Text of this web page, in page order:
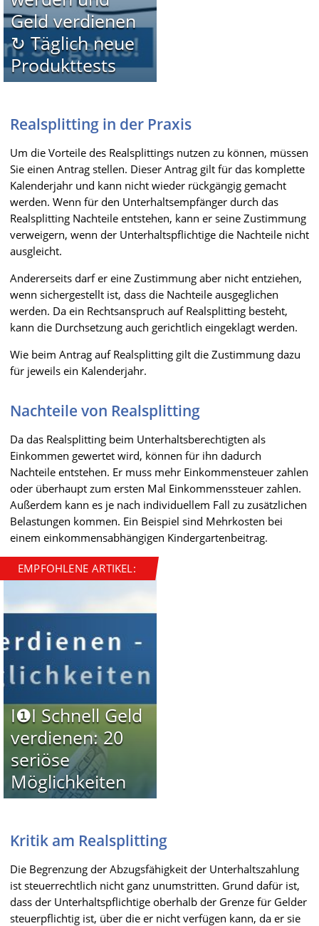
Geld verdienen
↻ Täglich neue
Produkttests
Realsplitting in der Praxis
Um die Vorteile des Realsplittings nutzen zu können, müssen
Sie einen Antrag stellen. Dieser Antrag gilt für das komplette
Kalenderjahr und kann nicht wieder rückgängig gemacht
werden. Wenn für den Unterhaltsempfänger durch das
Realsplitting Nachteile entstehen, kann er seine Zustimmung
verweigern, wenn der Unterhaltspflichtige die Nachteile nicht
ausgleicht.
Andererseits darf er eine Zustimmung aber nicht entziehen,
wenn sichergestellt ist, dass die Nachteile ausgeglichen
werden. Da ein Rechtsanspruch auf Realsplitting besteht,
kann die Durchsetzung auch gerichtlich eingeklagt werden.
Wie beim Antrag auf Realsplitting gilt die Zustimmung dazu
für jeweils ein Kalenderjahr.
Nachteile von Realsplitting
Da das Realsplitting beim Unterhaltsberechtigten als
Einkommen gewertet wird, können für ihn dadurch
Nachteile entstehen. Er muss mehr Einkommensteuer zahlen
oder überhaupt zum ersten Mal Einkommenssteuer zahlen.
Außerdem kann es je nach individuellem Fall zu zusätzlichen
Belastungen kommen. Ein Beispiel sind Mehrkosten bei
einem einkommensabhängigen Kindergartenbeitrag.
EMPFOHLENE ARTIKEL:
I❶I Schnell Geld
verdienen: 20
seriöse
Möglichkeiten
Kritik am Realsplitting
Die Begrenzung der Abzugsfähigkeit der Unterhaltszahlung
ist steuerrechtlich nicht ganz unumstritten. Grund dafür ist,
dass der Unterhaltspflichtige oberhalb der Grenze für Gelder
steuerpflichtig ist, über die er nicht verfügen kann, da er sie